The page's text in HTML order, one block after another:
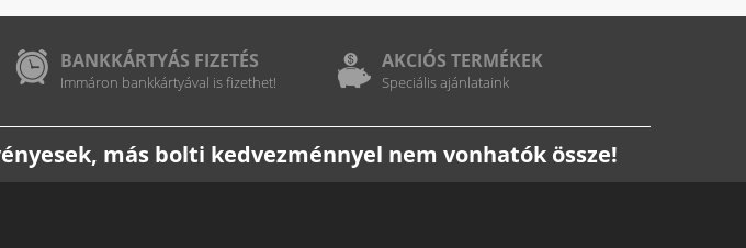
BANKKÁRTYÁS FIZETÉS
Immáron bankkártyával is fizethet!
AKCIÓS TERMÉKEK
Speciális ajánlataink
más bolti kedvezménnyel nem vonhatók össze!